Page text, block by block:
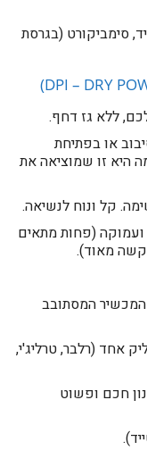
סימביקורט (בגרסת
ללא גז דחף.
או בפתיחת
היא זו שמוציאה את
קל ונוח לנשיאה.
(פחות מתאים
קשה מאוד).
המכשיר המסתובב
אחד (רלבר, טרליג'י,
חכם ופשוט